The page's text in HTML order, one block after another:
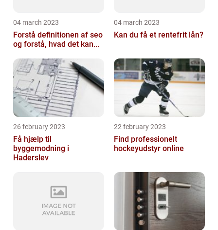
04 march 2023
Forstå definitionen af seo
og forstå, hvad det kan...
04 march 2023
Kan du få et rentefrit lån?
26 february 2023
Få hjælp til
byggemodning i
Haderslev
22 february 2023
Find professionelt
hockeyudstyr online